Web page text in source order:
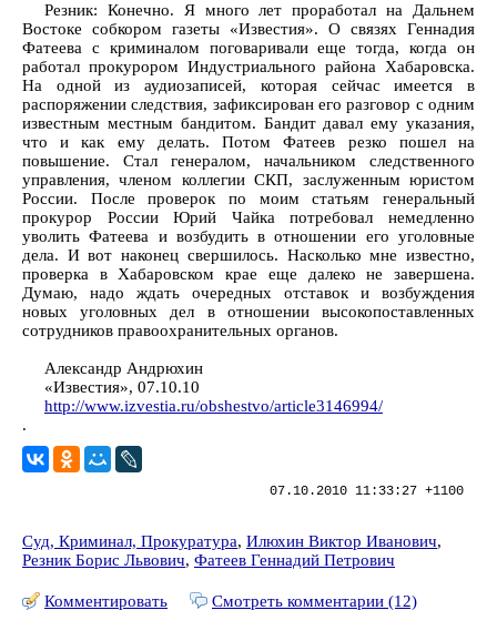
Резник: Конечно. Я много лет проработал на Дальнем
Востоке собкором газеты «Известия». О связях Геннадия
Фатеева с криминалом поговаривали еще тогда, когда он
работал прокурором Индустриального района Хабаровска.
На одной из аудиозаписей, которая сейчас имеется в
распоряжении следствия, зафиксирован его разговор с одним
известным местным бандитом. Бандит давал ему указания,
что и как ему делать. Потом Фатеев резко пошел на
повышение. Стал генералом, начальником следственного
управления, членом коллегии СКП, заслуженным юристом
России. После проверок по моим статьям генеральный
прокурор России Юрий Чайка потребовал немедленно
уволить Фатеева и возбудить в отношении его уголовные
дела. И вот наконец свершилось. Насколько мне известно,
проверка в Хабаровском крае еще далеко не завершена.
Думаю, надо ждать очередных отставок и возбуждения
новых уголовных дел в отношении высокопоставленных
сотрудников правоохранительных органов.
Александр Андрюхин
«Известия», 07.10.10
http://www.izvestia.ru/obshestvo/article3146994/
.
07.10.2010 11:33:27 +1100
Суд, Криминал, Прокуратура, Илюхин Виктор Иванович,
Резник Борис Львович, Фатеев Геннадий Петрович
Комментировать Смотреть комментарии (12)